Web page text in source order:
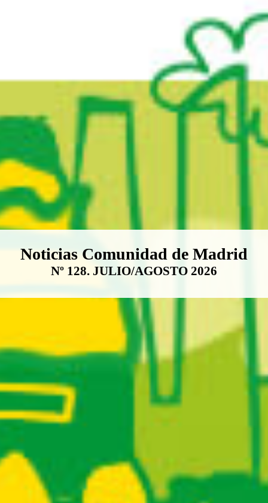
Boletín Noticias Comunidad de
Noticias Comunidad de Madrid
Nº 128. JULIO/AGOSTO 2026